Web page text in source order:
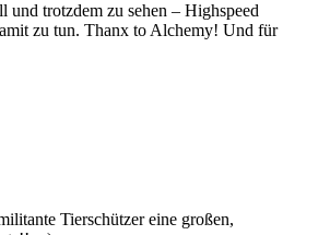
trotzdem zu sehen – Highspeed
zu tun. Thanx to Alchemy! Und für
Tierschützer eine großen,